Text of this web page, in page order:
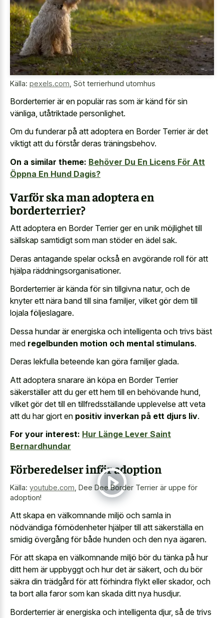
Källa: pexels.com Söt terrierhund utomhus
Borderterrier är en populär ras som är känd för sin
vänliga, utåtriktade personlighet.
Om du funderar på att adoptera en Border Terrier är det
viktigt att du förstår deras träningsbehov.
On a similar theme: Behöver Du En Licens För Att
Öppna En Hund Dagis?
Varför ska man adoptera en
borderterrier?
Att adoptera en Border Terrier ger en unik möjlighet till
sällskap samtidigt som man stöder en ädel sak.
Deras antagande spelar också en avgörande roll för att
hjälpa räddningsorganisationer.
Borderterrier är kända för sin tillgivna natur, och de
knyter ett nära band till sina familjer, vilket gör dem till
lojala följeslagare.
Dessa hundar är energiska och intelligenta och trivs bäst
med regelbunden motion och mental stimulans.
Deras lekfulla beteende kan göra familjer glada.
Att adoptera snarare än köpa en Border Terrier
säkerställer att du ger ett hem till en behövande hund,
vilket gör det till en tillfredsställande upplevelse att veta
att du har gjort en positiv inverkan på ett djurs liv.
For your interest: Hur Länge Lever Saint
Bernardhundar
Förberedelser inför adoption
Källa: youtube.com Dee Dee Border Terrier är uppe för
adoption!
Att skapa en välkomnande miljö och samla in
nödvändiga förnödenheter hjälper till att säkerställa en
smidig övergång för både hunden och den nya ägaren.
För att skapa en välkomnande miljö bör du tänka på hur
ditt hem är uppbyggt och hur det är säkert, och du bör
säkra din trädgård för att förhindra flykt eller skador, och
ta bort alla faror som kan skada ditt nya husdjur.
Borderterrier är energiska och intelligenta djur, så de trivs